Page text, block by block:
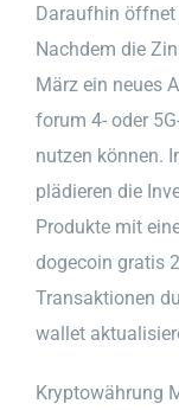
Daraufhin öffnet
Nachdem die
März ein neues
forum 4- oder
nutzen können.
plädieren die
Produkte mit
dogecoin gratis
Transaktionen
wallet
Kryptowährung